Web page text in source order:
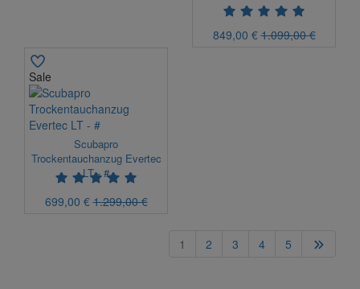
849,00 €1.099,00 €
Sale
Scubapro
Trockentauchanzug Evertec
LT - #
699,00 €1.299,00 €
1 2 3 4 5